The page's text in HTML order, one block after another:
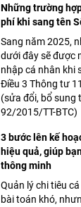
Những trường
phí khi sang tên
Sang năm 2025,
dưới đây sẽ được
nhập cá nhân khi
Điều 3 Thông tư
(sửa đổi, bổ sung
92/2015/TT-BTC)
3 bước lên kế
hiệu quả, giúp
thông minh
Quản lý chi tiêu
bài toán khó,